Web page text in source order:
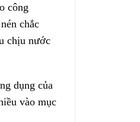
công
chắc
chịu nước
dụng của
vào mục